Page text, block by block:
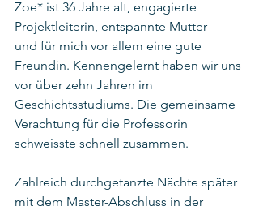
Zoe* ist 36 Jahre alt, engagierte
Projektleiterin, entspannte Mutter –
und für mich vor allem eine gute
Freundin. Kennengelernt haben wir uns
vor über zehn Jahren im
Geschichtsstudiums. Die gemeinsame
Verachtung für die Professorin
schweisste schnell zusammen.
Zahlreich durchgetanzte Nächte später
mit dem Master-Abschluss in der